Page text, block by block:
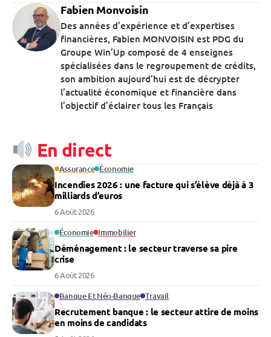
Fabien Monvoisin
Des années d’expérience et d’expertises
financières, Fabien MONVOISIN est PDG du
Groupe Win’Up composé de 4 enseignes
spécialisées dans le regroupement de crédits,
son ambition aujourd’hui est de décrypter
l’actualité économique et financière dans
l’objectif d’éclairer tous les Français
En direct
Assurance Économie
Incendies 2026 : une facture qui s’élève déjà à 3
milliards d’euros
6 Août 2026
Économie Immobilier
Déménagement : le secteur traverse sa pire
crise
6 Août 2026
Banque Et Néo-Banque Travail
Recrutement banque : le secteur attire de moins
en moins de candidats